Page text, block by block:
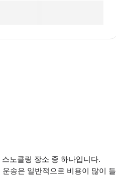
노클링 장소 중 하나입니다.
송은 일반적으로 비용이 많이 들